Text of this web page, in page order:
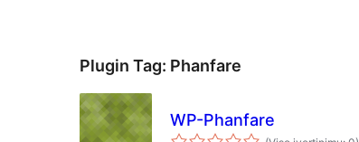
Plugin Tag: Phanfare
WP-Phanfare